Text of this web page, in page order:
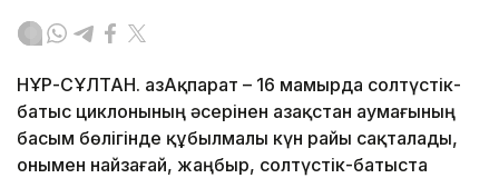
НҰР-СҰЛТАН. ҚазАқпарат – 16 мамырда солтүстік-
батыс циклонының әсерінен Қазақстан аумағының
басым бөлігінде құбылмалы күн райы сақталады,
онымен найзағай, жаңбыр, солтүстік-батыста